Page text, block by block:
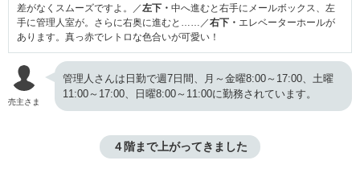
差がなくスムーズですよ。／左下・ 中へ進むと右手にメールボックス、左
手に管理人室が。さらに右奥に進むと……／右下・ エレベーターホールが
あります。真っ赤でレトロな色合いが可愛い！
売主さま
管理人さんは日勤で週7日間、月～金曜8:00～17:00、土曜
11:00～17:00、日曜8:00～11:00に勤務されています。
４階まで上がってきました